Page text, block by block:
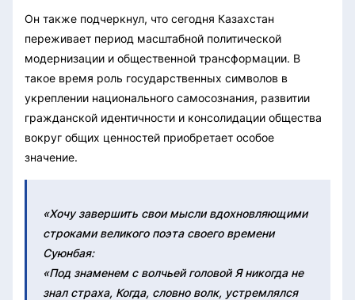
Он также подчеркнул, что сегодня Казахстан
переживает период масштабной политической
модернизации и общественной трансформации. В
такое время роль государственных символов в
укреплении национального самосознания, развитии
гражданской идентичности и консолидации общества
вокруг общих ценностей приобретает особое
значение.
«Хочу завершить свои мысли вдохновляющими
строками великого поэта своего времени
Суюнбая:
«Под знаменем с волчьей головой Я никогда не
знал страха, Когда, словно волк, устремлялся